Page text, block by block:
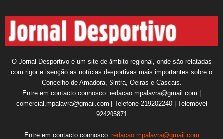
O Jornal Desportivo é um site de âmbito regional, onde são relatadas
com rigor e isenção as notícias desportivas mais importantes sobre o
Concelho de Amadora, Sintra, Oeiras e Cascais.
Entre em contacto connosco: redacao.mpalavra@gmail.com |
comercial.mpalavra@gmail.com | Telefone 219202240 | Telemóvel
924205871
Entre em contacto connosco: redacao.mpalavra@gmail.com